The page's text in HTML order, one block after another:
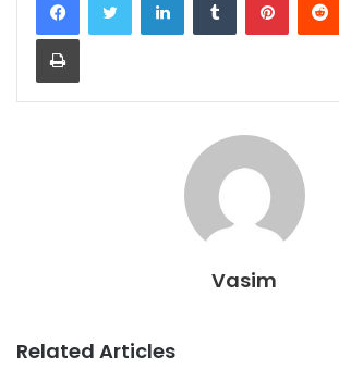
Print
Vasim
Related Articles